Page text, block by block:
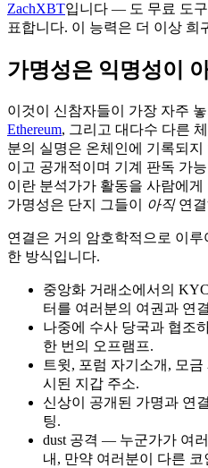
ZachXBT입니다 — 도 무료 도
표합니다. 이 능력은 더 이상 희
가명성은 익명성이
이것이 신참자들이 가장 자주
Ethereum, 그리고 대다수 다른
분의 실명은 온체인에 기록되
이고 공개적이며 기계 판독 가
이란 분석가가 활동을 사람에
가명성은 단지 그들이
아직연결
연결은 거의 암호학적으로 이
한 방식입니다.
중앙화 거래소에서의
터를 여러분의 여권과 연
나중에 수사 당국과 협조
한 번의 오프램프.
트윗, 포럼 자기소개, 모
시된 지갑 주소.
신상이 공개된 가명과 연
팅.
dust 공격 — 누군가가 여
내, 만약 여러분이 다른